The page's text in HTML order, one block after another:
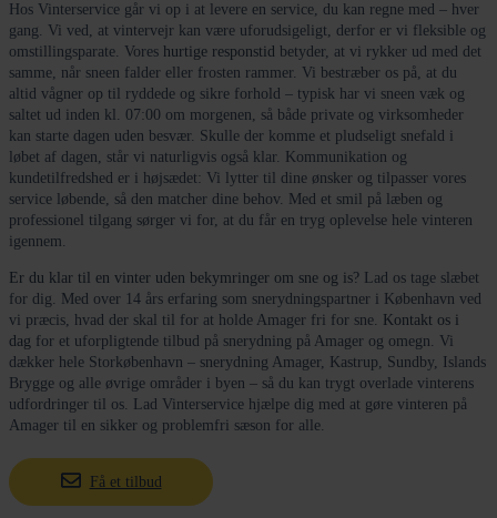
Hos Vinterservice går vi op i at levere en service, du kan regne med – hver
gang. Vi ved, at vintervejr kan være uforudsigeligt, derfor er vi fleksible og
omstillingsparate. Vores hurtige responstid betyder, at vi rykker ud med det
samme, når sneen falder eller frosten rammer. Vi bestræber os på, at du
altid vågner op til ryddede og sikre forhold – typisk har vi sneen væk og
saltet ud inden kl. 07:00 om morgenen, så både private og virksomheder
kan starte dagen uden besvær. Skulle der komme et pludseligt snefald i
løbet af dagen, står vi naturligvis også klar. Kommunikation og
kundetilfredshed er i højsædet: Vi lytter til dine ønsker og tilpasser vores
service løbende, så den matcher dine behov. Med et smil på læben og
professionel tilgang sørger vi for, at du får en tryg oplevelse hele vinteren
igennem.
Er du klar til en vinter uden bekymringer om sne og is? Lad os tage slæbet
for dig. Med over 14 års erfaring som snerydningspartner i København ved
vi præcis, hvad der skal til for at holde Amager fri for sne. Kontakt os i
dag for et uforpligtende tilbud på snerydning på Amager og omegn. Vi
dækker hele Storkøbenhavn – snerydning Amager, Kastrup, Sundby, Islands
Brygge og alle øvrige områder i byen – så du kan trygt overlade vinterens
udfordringer til os. Lad Vinterservice hjælpe dig med at gøre vinteren på
Amager til en sikker og problemfri sæson for alle.
Få et tilbud